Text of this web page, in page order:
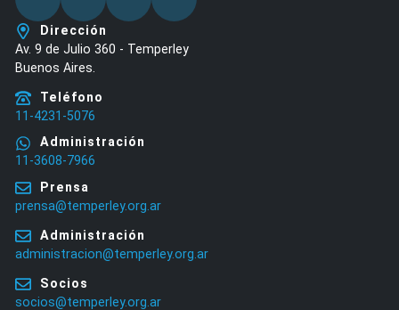
Facebook
Twitter
YoutubeInstagram
Dirección
Av. 9 de Julio 360 - Temperley
Buenos Aires.
Teléfono
11-4231-5076
Administración
11-3608-7966
Prensa
prensa@temperley.org.ar
Administración
administracion@temperley.org.ar
Socios
socios@temperley.org.ar